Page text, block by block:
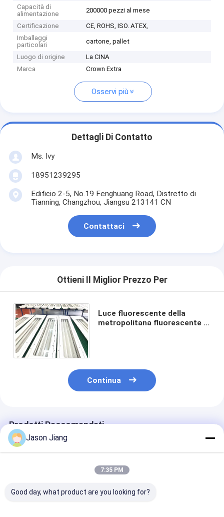
Capacità di
alimentazione
200000 pezzi al mese
Certificazione
CE, ROHS, ISO. ATEX,
Imballaggi
particolari
cartone, pallet
Luogo di origine
La CINA
Marca
Crown Extra
Osservi più
Dettagli Di Contatto
Ms. Ivy
18951239295
Edificio 2-5, No.19 Fenghuang Road, Distretto di
Tianning, Changzhou, Jiangsu 213141 CN
Contattaci
Ottieni Il Miglior Prezzo Per
Luce fluorescente della
metropolitana fluorescente di
Continua
Prodotti Raccomandati
Jason Jiang
7:35 PM
Good day, what product are you looking for?